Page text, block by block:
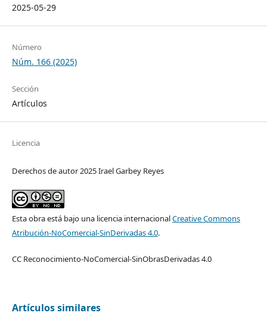
2025-05-29
Número
Núm. 166 (2025)
Sección
Artículos
Licencia
Derechos de autor 2025 Irael Garbey Reyes
Esta obra está bajo una licencia internacionalCreative Commons
Atribución-NoComercial-SinDerivadas 4.0.
CC Reconocimiento-NoComercial-SinObrasDerivadas 4.0
Artículos similares